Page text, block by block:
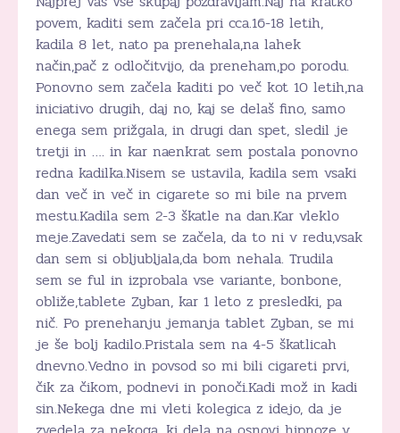
povem, kaditi sem začela pri cca.16-18 letih,
kadila 8 let, nato pa prenehala,na lahek
način,pač z odločitvijo, da preneham,po porodu.
Ponovno sem začela kaditi po več kot 10 letih,na
iniciativo drugih, daj no, kaj se delaš fino, samo
enega sem prižgala, in drugi dan spet, sledil je
tretji in …. in kar naenkrat sem postala ponovno
redna kadilka.Nisem se ustavila, kadila sem vsaki
dan več in več in cigarete so mi bile na prvem
mestu.Kadila sem 2-3 škatle na dan.Kar vleklo
meje.Zavedati sem se začela, da to ni v redu,vsak
dan sem si obljubljala,da bom nehala. Trudila
sem se ful in izprobala vse variante, bonbone,
obliže,tablete Zyban, kar 1 leto z presledki, pa
nič. Po prenehanju jemanja tablet Zyban, se mi
je še bolj kadilo.Pristala sem na 4-5 škatlicah
dnevno.Vedno in povsod so mi bili cigareti prvi,
čik za čikom, podnevi in ponoči.Kadi mož in kadi
sin.Nekega dne mi vleti kolegica z idejo, da je